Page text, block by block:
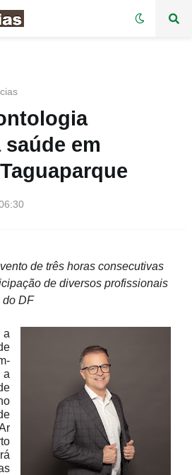
em
de três horas consecutivas
de diversos profissionais
do DF
a